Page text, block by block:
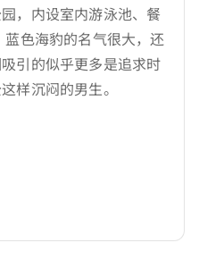
，内设室内游泳池、餐
色海豹的名气很大，还
引的似乎更多是追求时
样沉闷的男生。